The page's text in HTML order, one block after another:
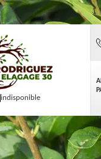
indisponible